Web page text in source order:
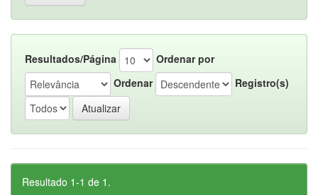
Resultados/Página
Ordenar por
Ordenar
Registro(s)
Resultado 1-1 de 1.